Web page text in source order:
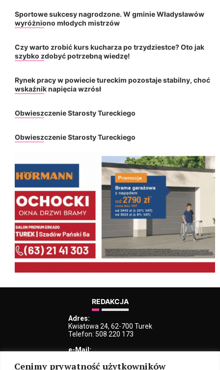
Cenimy prywatność użytkowników
Sportowe sukcesy nagrodzone. W gminie Władysławów
wyróżniono młodych mistrzów
Czy warto zrobić kurs kucharza po trzydziestce? Oto jak
szybko zdobyć potrzebną wiedzę!
Rynek pracy w powiecie tureckim pozostaje stabilny, choć
wskaźnik napięcia wzrósł
Obwieszczenie Starosty Tureckiego
Obwieszczenie Starosty Tureckiego
REDAKCJA
Adres:
Kwiatowa 24, 62-700 Turek
Telefon: 508 220 173
e-Mail:
redakcja@iturek.net